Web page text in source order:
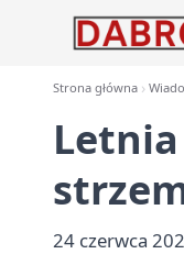
Strona główna
24 czerwca